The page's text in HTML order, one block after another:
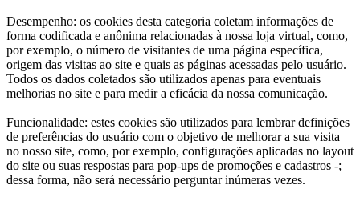
Desempenho: os cookies desta categoria coletam informações de
forma codificada e anônima relacionadas à nossa loja virtual, como,
por exemplo, o número de visitantes de uma página específica,
origem das visitas ao site e quais as páginas acessadas pelo usuário.
Todos os dados coletados são utilizados apenas para eventuais
melhorias no site e para medir a eficácia da nossa comunicação.
Funcionalidade: estes cookies são utilizados para lembrar definições
de preferências do usuário com o objetivo de melhorar a sua visita
no nosso site, como, por exemplo, configurações aplicadas no layout
do site ou suas respostas para pop-ups de promoções e cadastros -;
dessa forma, não será necessário perguntar inúmeras vezes.